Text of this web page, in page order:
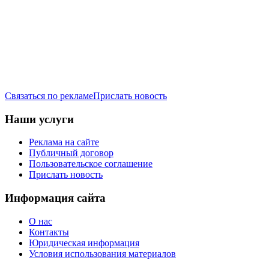
Связаться по рекламеПрислать новость
Наши услуги
Реклама на сайте
Публичный договор
Пользовательское соглашение
Прислать новость
Информация сайта
О нас
Контакты
Юридическая информация
Условия использования материалов